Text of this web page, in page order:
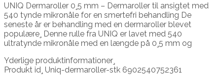
UNIQ Dermaroller 0¸5 mm – Dermaroller til ansigtet med
540 tynde mikronåle for en smertefri behandling De
seneste år er behandling med en dermaroller blevet
populære¸ Denne rulle fra UNIQ er lavet med 540
ultratynde mikronåle med en længde på 0¸5 mm og
Yderlige produktinformationer¸
Produkt id¸ Uniq-dermaroller-stk 6902540752361